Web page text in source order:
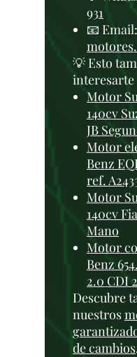
931
📧 Email:
💡 Esto
interesarte
Motor
140cv
JB
Motor
Benz
ref.
Motor
140cv
Mano
Motor
Benz
2.0 CDI
Descubre
nuestros
de cambios